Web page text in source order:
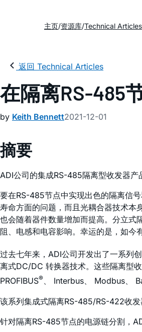
主页 资源库 Technical Articles
返回 Technical Articles
在隔离RS-485
by Keith Bennett2021-12-01
摘要
ADI公司的集成RS-485隔离型收发器产
要在RS-485节点中实现出色的隔离信
寿命方面的问题，而且光耦合器技术本
也会随着器件数量增加而提高。分立
阻、电感和电容影响。幸运的是，如今
过去七年来，ADI公司开发出了一系列
离式DC/DC 转换器技术。这些隔离型
PROFIBUS®、 Interbus、 Modbus、
该系列集成式隔离RS-485/RS-422收发
针对隔离RS-485节点的电源链分割，